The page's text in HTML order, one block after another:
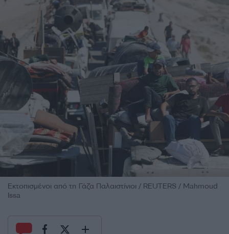
Εκτοπισμένοι από τη Γάζα Παλαιστίνιοι / REUTERS / Mahmoud
Issa